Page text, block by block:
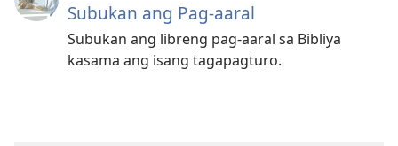
Subukan ang Pag-aaral
Subukan ang libreng pag-aaral sa Bibliya
kasama ang isang tagapagturo.